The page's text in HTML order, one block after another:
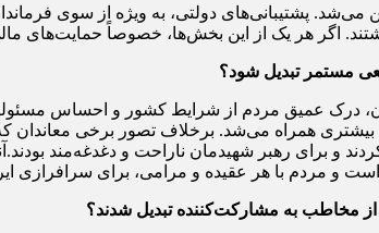
پشتیبانی‌های دولتی، به ویژه از سوی
اگر هر یک از این بخش‌ها، خصوصاً حمایت‌های
مستمر تبدیل شود؟
درک عمیق مردم از شرایط کشور و احساس
همراه می‌شد. برخلاف تصور برخی معاندان
و برای رهبر شهیدمان ناراحت و دغدغه‌مند
و مردم با هر عقیده و مرامی، برای سرافرازی
مخاطب به مشارکت‌کننده تبدیل شدند؟